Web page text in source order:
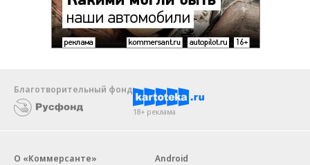
Благотворительный фонд
18+ реклама
О «Коммерсанте»
Android